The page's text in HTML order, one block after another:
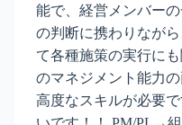
能で、経営メンバー
の判断に携わりなが
て各種施策の実行に
のマネジメント能力
高度なスキルが必要